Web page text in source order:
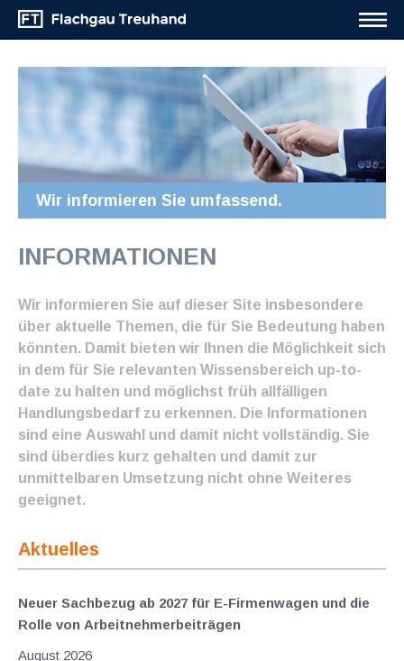
Wir informieren Sie umfassend.
INFORMATIONEN
Wir informieren Sie auf dieser Site insbesondere
über aktuelle Themen, die für Sie Bedeutung haben
könnten. Damit bieten wir Ihnen die Möglichkeit sich
in dem für Sie relevanten Wissensbereich up-to-
date zu halten und möglichst früh allfälligen
Handlungsbedarf zu erkennen. Die Informationen
sind eine Auswahl und damit nicht vollständig. Sie
sind überdies kurz gehalten und damit zur
unmittelbaren Umsetzung nicht ohne Weiteres
geeignet.
Aktuelles
Neuer Sachbezug ab 2027 für E-Firmenwagen und die
Rolle von Arbeitnehmer​­beiträgen
August 2026